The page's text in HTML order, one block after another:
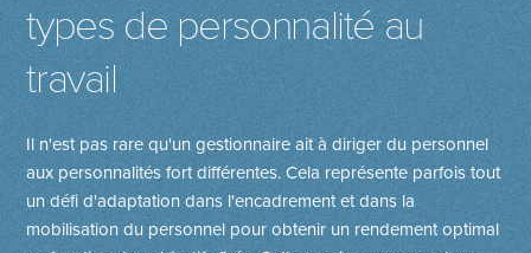
types de personnalité au
travail
Il n'est pas rare qu'un gestionnaire ait à diriger du personnel
aux personnalités fort différentes. Cela représente parfois tout
un défi d'adaptation dans l'encadrement et dans la
mobilisation du personnel pour obtenir un rendement optimal